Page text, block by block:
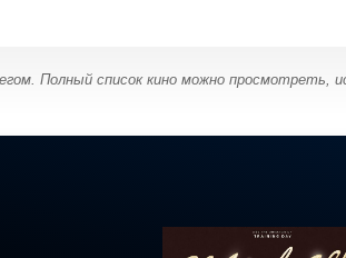
Полный список кино можно просмотреть,